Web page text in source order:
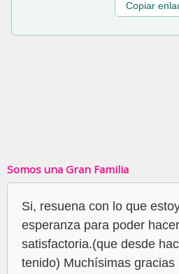
Copiar
Somos una Gran Familia
Si, resuena con lo que
esperanza para poder
satisfactoria.(que desde
tenido) Muchísimas gracias